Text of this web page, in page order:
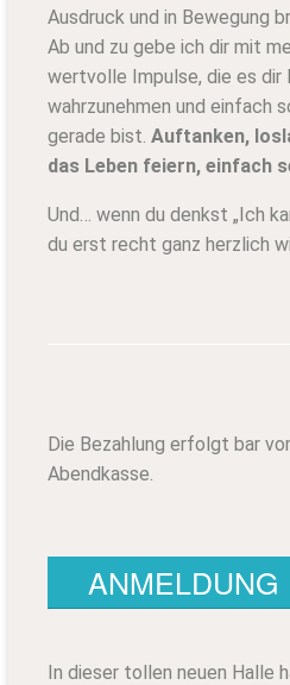
Ausdruck und in Bewegung
Ab und zu gebe ich dir mit
wertvolle Impulse, die es dir
wahrzunehmen und einfach
gerade bist. Auftanken,
das Leben feiern, einfach
Und… wenn du denkst „Ich
du erst recht ganz herzlich
Die Bezahlung erfolgt bar
Abendkasse.
ANMELDUNG
In dieser tollen neuen Halle